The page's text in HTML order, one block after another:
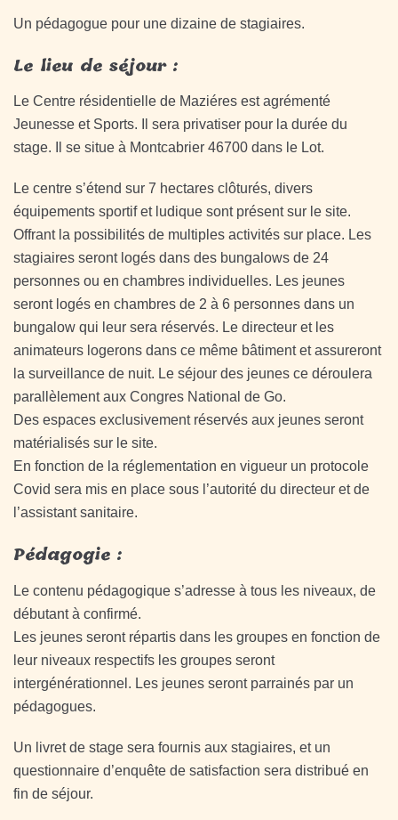
Un pédagogue pour une dizaine de stagiaires.
Le lieu de séjour :
Le Centre résidentielle de Maziéres est agrémenté
Jeunesse et Sports. Il sera privatiser pour la durée du
stage. Il se situe à Montcabrier 46700 dans le Lot.
Le centre s’étend sur 7 hectares clôturés, divers
équipements sportif et ludique sont présent sur le site.
Offrant la possibilités de multiples activités sur place. Les
stagiaires seront logés dans des bungalows de 24
personnes ou en chambres individuelles. Les jeunes
seront logés en chambres de 2 à 6 personnes dans un
bungalow qui leur sera réservés. Le directeur et les
animateurs logerons dans ce même bâtiment et assureront
la surveillance de nuit. Le séjour des jeunes ce déroulera
parallèlement aux Congres National de Go.
Des espaces exclusivement réservés aux jeunes seront
matérialisés sur le site.
En fonction de la réglementation en vigueur un protocole
Covid sera mis en place sous l’autorité du directeur et de
l’assistant sanitaire.
Pédagogie :
Le contenu pédagogique s’adresse à tous les niveaux, de
débutant à confirmé.
Les jeunes seront répartis dans les groupes en fonction de
leur niveaux respectifs les groupes seront
intergénérationnel. Les jeunes seront parrainés par un
pédagogues.
Un livret de stage sera fournis aux stagiaires, et un
questionnaire d’enquête de satisfaction sera distribué en
fin de séjour.